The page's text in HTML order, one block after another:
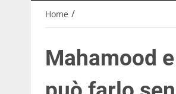
Home /
Mahamood